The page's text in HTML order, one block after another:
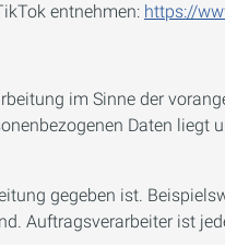
entnehmen: https://
im Sinne der
Daten
gegeben ist.
Auftragsverarbeiter ist